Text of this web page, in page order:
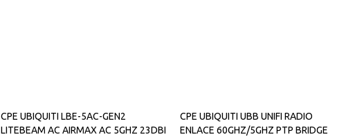
CPE UBIQUITI LBE-5AC-GEN2
LITEBEAM AC AIRMAX AC 5GHZ 23DBI
CPE UBIQUITI UBB UNIFI RADIO
ENLACE 60GHZ/5GHZ PTP BRIDGE